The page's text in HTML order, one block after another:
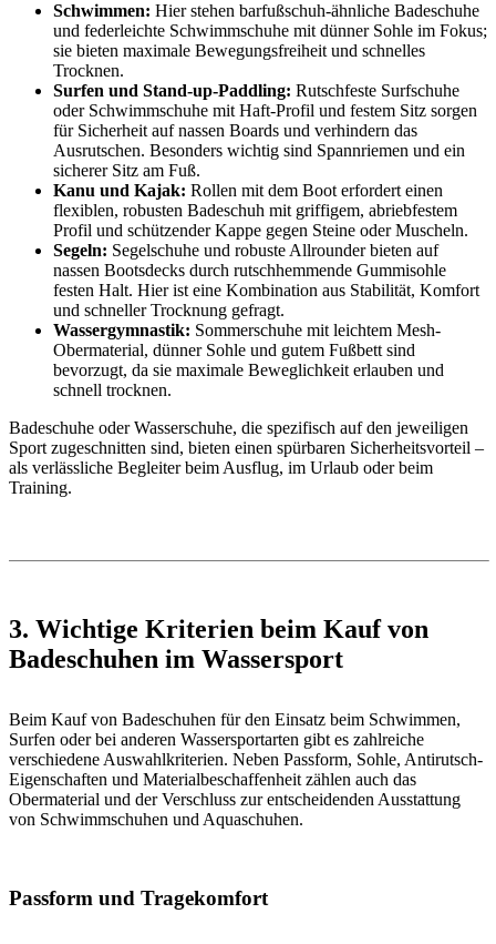
Schwimmen: Hier stehen barfußschuh-ähnliche Badeschuhe
und federleichte Schwimmschuhe mit dünner Sohle im Fokus;
sie bieten maximale Bewegungsfreiheit und schnelles
Trocknen.
Surfen und Stand-up-Paddling: Rutschfeste Surfschuhe
oder Schwimmschuhe mit Haft-Profil und festem Sitz sorgen
für Sicherheit auf nassen Boards und verhindern das
Ausrutschen. Besonders wichtig sind Spannriemen und ein
sicherer Sitz am Fuß.
Kanu und Kajak: Rollen mit dem Boot erfordert einen
flexiblen, robusten Badeschuh mit griffigem, abriebfestem
Profil und schützender Kappe gegen Steine oder Muscheln.
Segeln: Segelschuhe und robuste Allrounder bieten auf
nassen Bootsdecks durch rutschhemmende Gummisohle
festen Halt. Hier ist eine Kombination aus Stabilität, Komfort
und schneller Trocknung gefragt.
Wassergymnastik: Sommerschuhe mit leichtem Mesh-
Obermaterial, dünner Sohle und gutem Fußbett sind
bevorzugt, da sie maximale Beweglichkeit erlauben und
schnell trocknen.
Badeschuhe oder Wasserschuhe, die spezifisch auf den jeweiligen
Sport zugeschnitten sind, bieten einen spürbaren Sicherheitsvorteil –
als verlässliche Begleiter beim Ausflug, im Urlaub oder beim
Training.
3. Wichtige Kriterien beim Kauf von
Badeschuhen im Wassersport
Beim Kauf von Badeschuhen für den Einsatz beim Schwimmen,
Surfen oder bei anderen Wassersportarten gibt es zahlreiche
verschiedene Auswahlkriterien. Neben Passform, Sohle, Antirutsch-
Eigenschaften und Materialbeschaffenheit zählen auch das
Obermaterial und der Verschluss zur entscheidenden Ausstattung
von Schwimmschuhen und Aquaschuhen.
Passform und Tragekomfort